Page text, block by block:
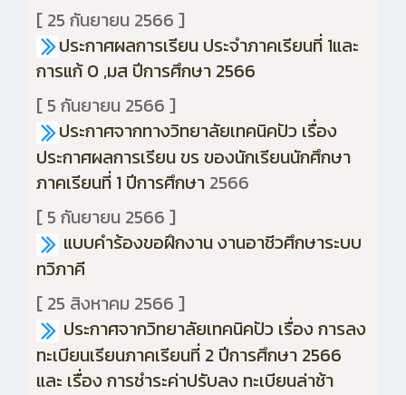
[ 25 กันยายน 2566 ]
ประกาศผลการเรียน ประจำภาคเรียนที่ 1และ
การแก้ 0 ,มส ปีการศึกษา 2566
[ 5 กันยายน 2566 ]
ประกาศจากทางวิทยาลัยเทคนิคปัว เรื่อง
ประกาศผลการเรียน ขร ของนักเรียนนักศึกษา
ภาคเรียนที่ 1 ปีการศึกษา 2566
[ 5 กันยายน 2566 ]
แบบคำร้องขอฝึกงาน งานอาชีวศึกษาระบบ
ทวิภาคี
[ 25 สิงหาคม 2566 ]
ประกาศจากวิทยาลัยเทคนิคปัว เรื่อง การลง
ทะเบียนเรียนภาคเรียนที่ 2 ปีการศึกษา 2566
และ เรื่อง การชำระค่าปรับลง ทะเบียนล่าช้า